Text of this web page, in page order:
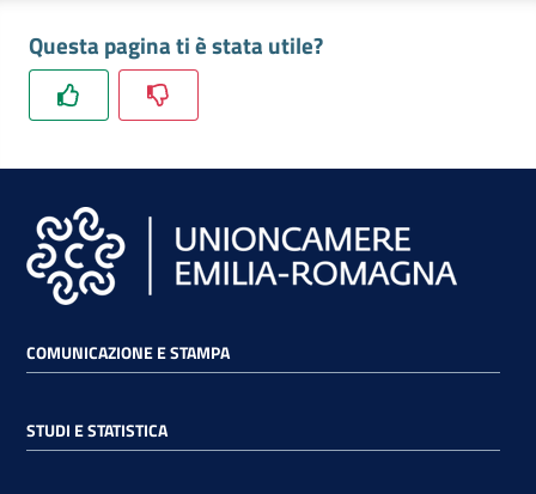
Internazionalizzazione
delle
Imprese
siamo
RSS
Questa pagina ti è stata utile?
COMUNICAZIONE E STAMPA
STUDI E STATISTICA